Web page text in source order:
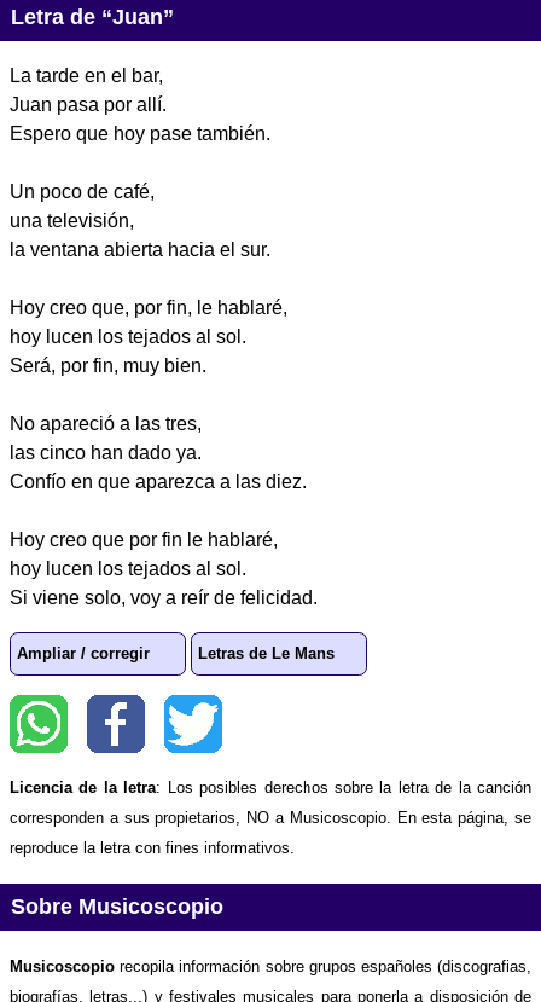
Letra de “Juan”
La tarde en el bar,
Juan pasa por allí.
Espero que hoy pase también.
Un poco de café,
una televisión,
la ventana abierta hacia el sur.
Hoy creo que, por fin, le hablaré,
hoy lucen los tejados al sol.
Será, por fin, muy bien.
No apareció a las tres,
las cinco han dado ya.
Confío en que aparezca a las diez.
Hoy creo que por fin le hablaré,
hoy lucen los tejados al sol.
Si viene solo, voy a reír de felicidad.
Ampliar / corregir Letras de Le Mans
Licencia de la letra: Los posibles derechos sobre la letra de la canción
corresponden a sus propietarios, NO a Musicoscopio. En esta página, se
reproduce la letra con fines informativos.
Sobre Musicoscopio
Musicoscopio recopila información sobre grupos españoles (discografias,
biografías, letras...) y festivales musicales para ponerla a disposición de